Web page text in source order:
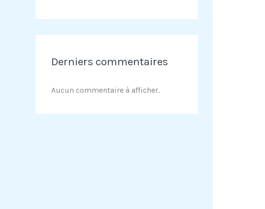
Derniers commentaires
Aucun commentaire à afficher.